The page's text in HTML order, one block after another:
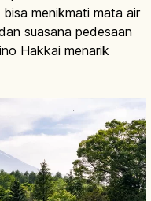
menikmati mata air
suasana pedesaan
Hakkai menarik